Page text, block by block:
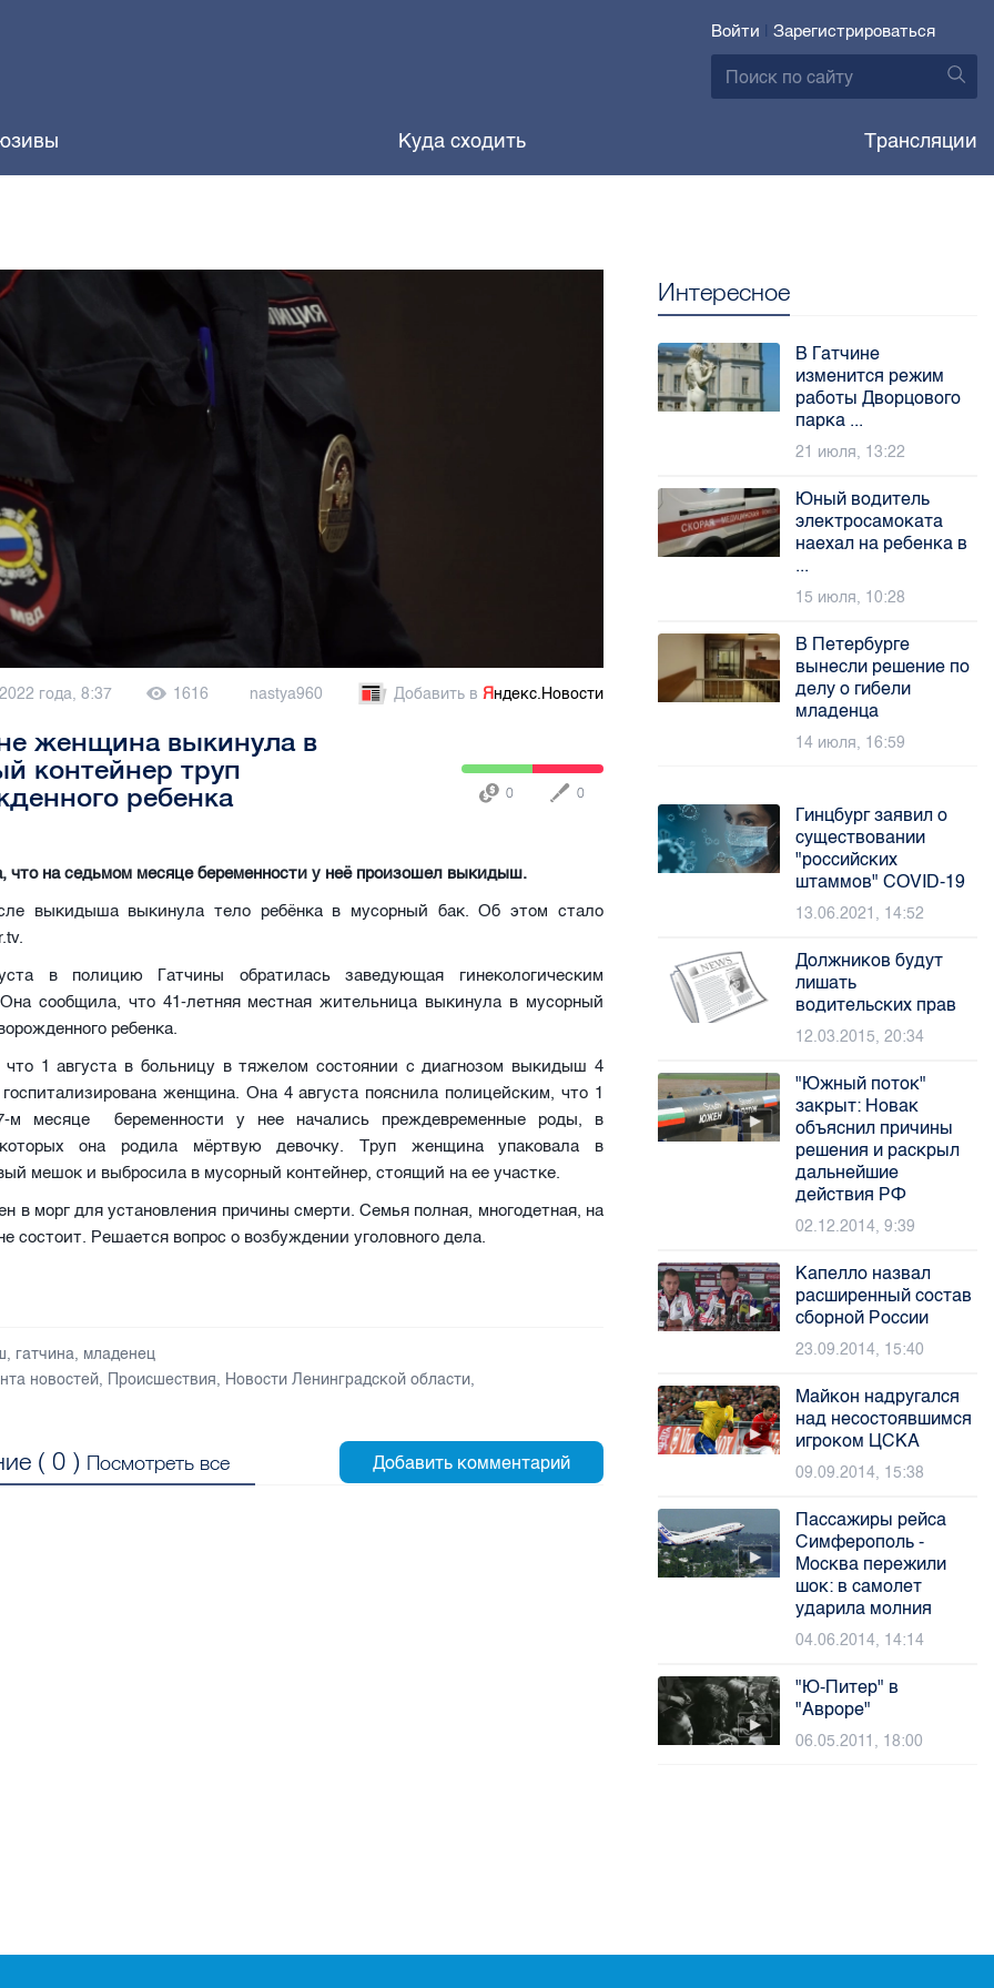
Войти | Зарегистрироваться
Куда сходить Трансляции
года, 8:37 1616 nastya960 Добавить в Яндекс.Новости
женщина выкинула в
контейнер труп
ребенка
0 0
что на седьмом месяце беременности у неё произошел выкидыш.
выкидыша выкинула тело ребёнка в мусорный бак. Об этом стало
в полицию Гатчины обратилась заведующая гинекологическим
сообщила, что 41-летняя местная жительница выкинула в мусорный
ребенка.
что 1 августа в больницу в тяжелом состоянии с диагнозом выкидыш 4
женщина. Она 4 августа пояснила полицейским, что 1
м месяце беременности у нее начались преждевременные роды, в
которых она родила мёртвую девочку. Труп женщина упаковала в
мешок и выбросила в мусорный контейнер, стоящий на ее участке.
в морг для установления причины смерти. Семья полная, многодетная, на
состоит. Решается вопрос о возбуждении уголовного дела.
, гатчина, младенец
новостей, Происшествия, Новости Ленинградской области,
(0 ) Посмотреть все
Интересное
В Гатчине
изменится режим
работы Дворцового
парка ...
21 июля, 13:22
Юный водитель
электросамоката
наехал на ребенка в
...
15 июля, 10:28
В Петербурге
вынесли решение по
делу о гибели
младенца
14 июля, 16:59
Гинцбург заявил о
существовании
"российских
штаммов" COVID-19
13.06.2021, 14:52
Должников будут
лишать
водительских прав
12.03.2015, 20:34
"Южный поток"
закрыт: Новак
объяснил причины
решения и раскрыл
дальнейшие
действия РФ
02.12.2014, 9:39
Капелло назвал
расширенный состав
сборной России
23.09.2014, 15:40
Майкон надругался
над несостоявшимся
игроком ЦСКА
09.09.2014, 15:38
Пассажиры рейса
Симферополь -
Москва пережили
шок: в самолет
ударила молния
04.06.2014, 14:14
"Ю-Питер" в
"Авроре"
06.05.2011, 18:00